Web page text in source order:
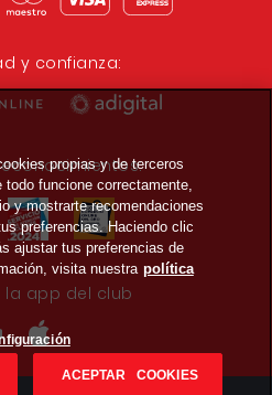
y confianza:
la app del club
propias y de terceros
funcione correctamente,
y mostrarte recomendaciones
preferencias. Haciendo clic
ajustar tus preferencias de
visita nuestra política
ACEPTAR COOKIES